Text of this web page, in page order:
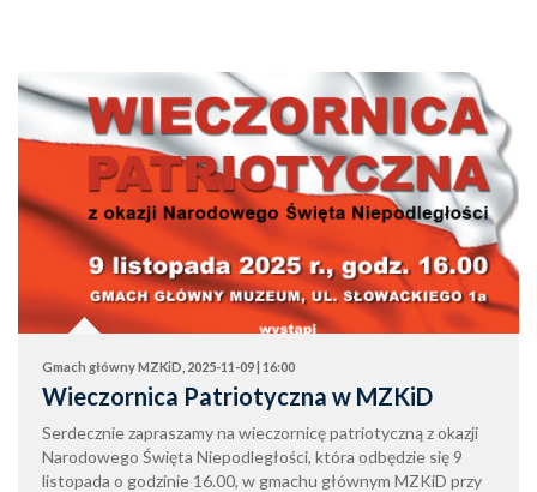
Gmach główny MZKiD, 2025-11-09 | 16:00
Wieczornica Patriotyczna w MZKiD
Serdecznie zapraszamy na wieczornicę patriotyczną z okazji
Narodowego Święta Niepodległości, która odbędzie się 9
listopada o godzinie 16.00, w gmachu głównym MZKiD przy